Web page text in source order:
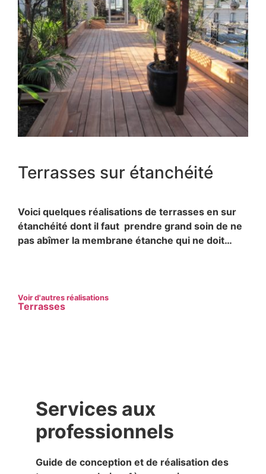
Terrasses sur étanchéité
Voici quelques réalisations de terrasses en sur
étanchéité dont il faut prendre grand soin de ne
pas abîmer la membrane étanche qui ne doit…
Voir d'autres réalisations
Terrasses
Services aux
professionnels
Guide de conception et de réalisation des